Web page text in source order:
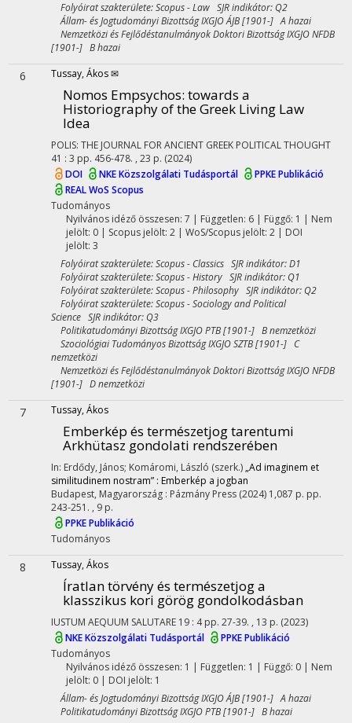
Folyóirat szakterülete: Scopus - Law SJR indikátor: Q2
Állam- és Jogtudományi Bizottság IXGJO ÁJB [1901-] A hazai
Nemzetközi és Fejlődéstanulmányok Doktori Bizottság IXGJO NFDB
[1901-] B hazai
6 Tussay, Ákos ✉
Nomos Empsychos: towards a
Historiography of the Greek Living Law
Idea
POLIS: THE JOURNAL FOR ANCIENT GREEK POLITICAL THOUGHT
41 : 3 pp. 456-478. , 23 p. (2024)
DOI
NKE Közszolgálati Tudásportál
PPKE Publikáció
REALWoS Scopus
Tudományos
Nyilvános idéző összesen: 7 | Független: 6 | Függő: 1 | Nem
jelölt: 0 | Scopus jelölt: 2 | WoS/Scopus jelölt: 2 | DOI
jelölt: 3
Folyóirat szakterülete: Scopus - Classics SJR indikátor: D1
Folyóirat szakterülete: Scopus - History SJR indikátor: Q1
Folyóirat szakterülete: Scopus - Philosophy SJR indikátor: Q2
Folyóirat szakterülete: Scopus - Sociology and Political
Science SJR indikátor: Q3
Politikatudományi Bizottság IXGJO PTB [1901-] B nemzetközi
Szociológiai Tudományos Bizottság IXGJO SZTB [1901-] C
nemzetközi
Nemzetközi és Fejlődéstanulmányok Doktori Bizottság IXGJO NFDB
[1901-] D nemzetközi
7 Tussay, Ákos
Emberkép és természetjog tarentumi
Arkhütasz gondolati rendszerében
In: Erdődy, János; Komáromi, László (szerk.) „Ad imaginem et
similitudinem nostram” : Emberkép a jogban
Budapest, Magyarország : Pázmány Press (2024) 1,087 p. pp.
243-251. , 9 p.
PPKE Publikáció
Tudományos
8 Tussay, Ákos
Íratlan törvény és természetjog a
klasszikus kori görög gondolkodásban
IUSTUM AEQUUM SALUTARE 19 : 4 pp. 27-39. , 13 p. (2023)
NKE Közszolgálati Tudásportál
PPKE Publikáció
Tudományos
Nyilvános idéző összesen: 1 | Független: 1 | Függő: 0 | Nem
jelölt: 0 | DOI jelölt: 1
Állam- és Jogtudományi Bizottság IXGJO ÁJB [1901-] A hazai
Politikatudományi Bizottság IXGJO PTB [1901-] B hazai